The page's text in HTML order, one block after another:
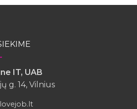
IT, UAB
g. 14, Vilnius